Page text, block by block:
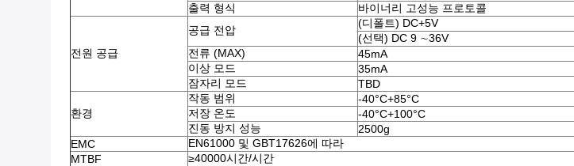
출력 형식
바이너리 고성능 프로토콜
전원 공급
공급 전압
(디폴트) DC+5V
(선택) DC 9 ∼36V
전류 (MAX)
45mA
이상 모드
35mA
잠자리 모드
TBD
환경
작동 범위
-40°C+85°C
저장 온도
-40°C+100°C
진동 방지 성능
2500g
EMC
EN61000 및 GBT17626에 따라
MTBF
≥40000시간/시간